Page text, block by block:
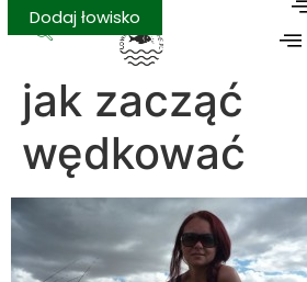
Dodaj łowisko
jak zacząć
wędkować